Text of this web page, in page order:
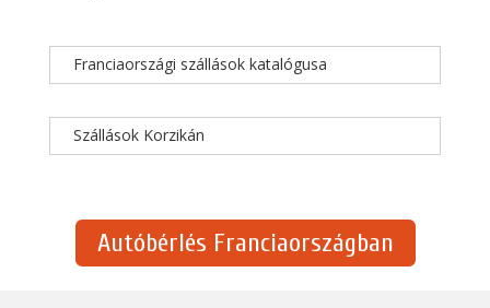
Franciaországi szállások katalógusa
Szállások Korzikán
Autóbérlés Franciaországban